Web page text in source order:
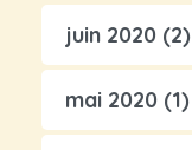
juin 2020 (2)
mai 2020 (1)